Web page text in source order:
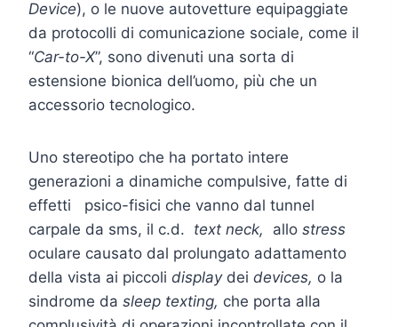
Device), o le nuove autovetture equipaggiate
da protocolli di comunicazione sociale, come il
“Car-to-X”, sono divenuti una sorta di
estensione bionica dell’uomo, più che un
accessorio tecnologico.
Uno stereotipo che ha portato intere
generazioni a dinamiche compulsive, fatte di
effetti psico-fisici che vanno dal tunnel
carpale da sms, il c.d. text neck, allo stress
oculare causato dal prolungato adattamento
della vista ai piccoli displaydei devices, o la
sindrome da sleep texting, che porta alla